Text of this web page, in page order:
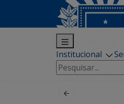
Institucional
Pesquisar
por: